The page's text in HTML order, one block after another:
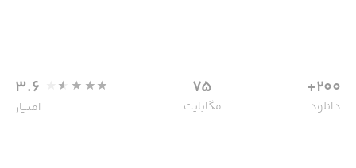
200+
دانلود
75
مگابایت
3.6
امتیاز